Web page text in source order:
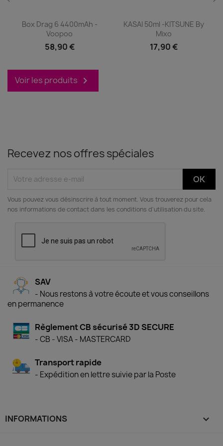
Box Drag 6 4400mAh -
Voopoo
58,90 €
KASAI 50ml -KITSUNE By
Mixo
17,90 €
Voir les produits 
Recevez nos offres spéciales
Vous pouvez vous désinscrire à tout moment. Vous trouverez pour cela
nos informations de contact dans les conditions d'utilisation du site.
SAV
- Nous restons à votre écoute et vous conseillons
en permanence
Règlement CB sécurisé 3D SECURE
- CB - VISA - MASTERCARD
Transport rapide
- Expédition en lettre suivie par la Poste
INFORMATIONS 